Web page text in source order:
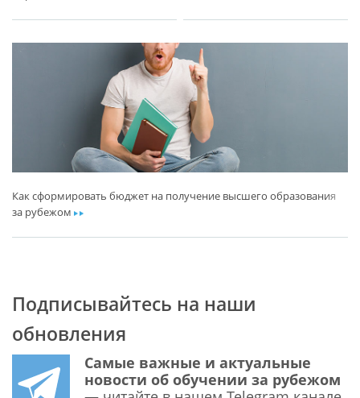
Как сформировать бюджет на получение высшего образования
за рубежомar
Подписывайтесь на наши
обновления
Самые важные и актуальные
новости об обучении за рубежом